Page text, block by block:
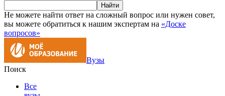
Найти
Не можете найти ответ на сложный вопрос или нужен совет,
вы можете обратиться к нашим экспертам на «Доске
вопросов»
Вузы
Поиск
Все